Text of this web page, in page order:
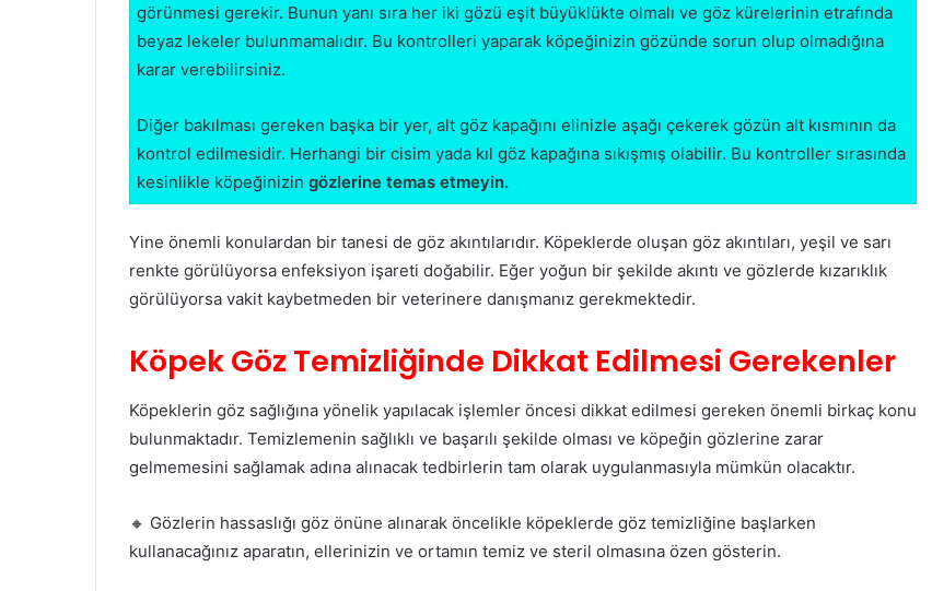
görünmesi gerekir. Bunun yanı sıra her iki gözü eşit büyüklükte olmalı ve göz kürelerinin etrafında
beyaz lekeler bulunmamalıdır. Bu kontrolleri yaparak köpeğinizin gözünde sorun olup olmadığına
karar verebilirsiniz.
Diğer bakılması gereken başka bir yer, alt göz kapağını elinizle aşağı çekerek gözün alt kısmının da
kontrol edilmesidir. Herhangi bir cisim yada kıl göz kapağına sıkışmış olabilir. Bu kontroller sırasında
kesinlikle köpeğinizin gözlerine temas etmeyin.
Yine önemli konulardan bir tanesi de göz akıntılarıdır. Köpeklerde oluşan göz akıntıları, yeşil ve sarı
renkte görülüyorsa enfeksiyon işareti doğabilir. Eğer yoğun bir şekilde akıntı ve gözlerde kızarıklık
görülüyorsa vakit kaybetmeden bir veterinere danışmanız gerekmektedir.
Köpek Göz Temizliğinde Dikkat Edilmesi Gerekenler
Köpeklerin göz sağlığına yönelik yapılacak işlemler öncesi dikkat edilmesi gereken önemli birkaç konu
bulunmaktadır. Temizlemenin sağlıklı ve başarılı şekilde olması ve köpeğin gözlerine zarar
gelmemesini sağlamak adına alınacak tedbirlerin tam olarak uygulanmasıyla mümkün olacaktır.
🔸 Gözlerin hassaslığı göz önüne alınarak öncelikle köpeklerde göz temizliğine başlarken
kullanacağınız aparatın, ellerinizin ve ortamın temiz ve steril olmasına özen gösterin.